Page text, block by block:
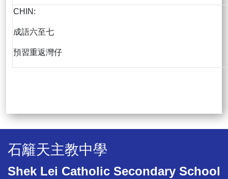
CHIN:
成語六至七
預習重返灣仔
石籬天主教中學
Shek Lei Catholic Secondary School